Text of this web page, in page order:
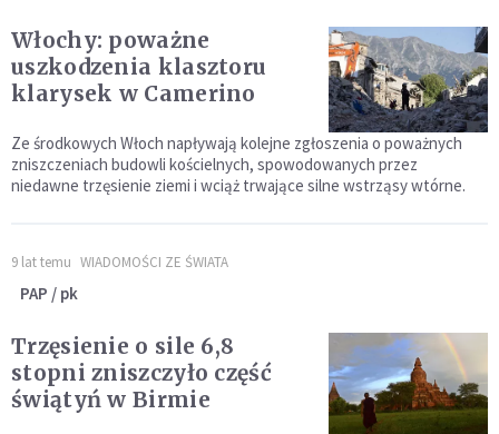
Włochy: poważne
uszkodzenia klasztoru
klarysek w Camerino
Ze środkowych Włoch napływają kolejne zgłoszenia o poważnych
zniszczeniach budowli kościelnych, spowodowanych przez
niedawne trzęsienie ziemi i wciąż trwające silne wstrząsy wtórne.
9 lat temu WIADOMOŚCI ZE ŚWIATA
PAP / pk
Trzęsienie o sile 6,8
stopni zniszczyło część
świątyń w Birmie